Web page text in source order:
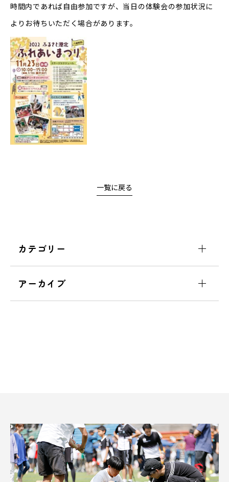
時間内であれば自由参加ですが、当日の体験会の参加状況に
よりお待ちいただく場合があります。
一覧に戻る
カテゴリー
アーカイブ